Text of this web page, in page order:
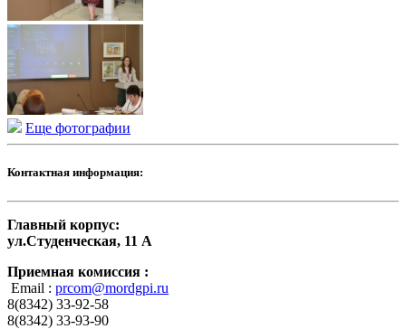
Еще фотографии
Контактная информация:
Главный корпус:
ул.Студенческая, 11 А
Приемная комиссия :
Email : prcom@mordgpi.ru
8(8342) 33-92-58
8(8342) 33-93-90